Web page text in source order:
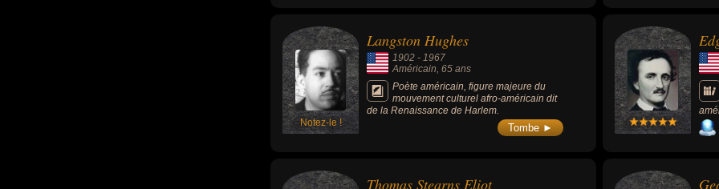
Notez-le !
Langston Hughes
1902 - 1967
Américain, 65 ans
Poète américain, figure majeure du
mouvement culturel afro-américain dit
de la Renaissance de Harlem.
Tombe ►
Thomas Stearns Eliot